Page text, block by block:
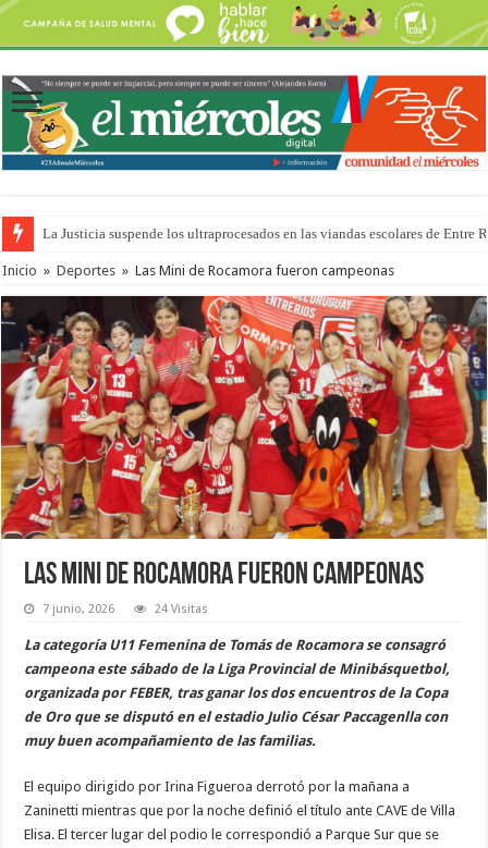
La Justicia suspende los ultraprocesados en las viandas escolares de Entre
Inicio » Deportes » Las Mini de Rocamora fueron campeonas
Las Mini de Rocamora fueron campeonas
7 junio, 2026 24 Visitas
La categoría U11 Femenina de Tomás de Rocamora se consagró
campeona este sábado de la Liga Provincial de Minibásquetbol,
organizada por FEBER, tras ganar los dos encuentros de la Copa
de Oro que se disputó en el estadio Julio César Paccagenlla con
muy buen acompañamiento de las familias.
El equipo dirigido por Irina Figueroa derrotó por la mañana a
Zaninetti mientras que por la noche definió el título ante CAVE de Villa
Elisa. El tercer lugar del podio le correspondió a Parque Sur que se